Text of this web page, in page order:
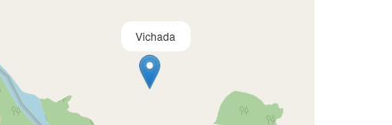
Vichada